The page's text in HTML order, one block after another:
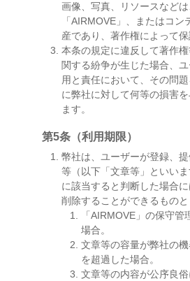
画像、写真、リソースなどは
「AIRMOVE」、またはコ
産であり、著作権によって保
本条の規定に違反して著作
関する紛争が生じた場合、
用と責任において、その問
に弊社に対して何等の損害
ます。
第5条（利用期限）
幣社は、ユーザーが登録、
等（以下「文章等」といい
に該当すると判断した場合
削除することができるものと
「AIRMOVE」の保守管
場合。
文章等の容量が弊社の
を超過した場合。
文章等の内容が公序良